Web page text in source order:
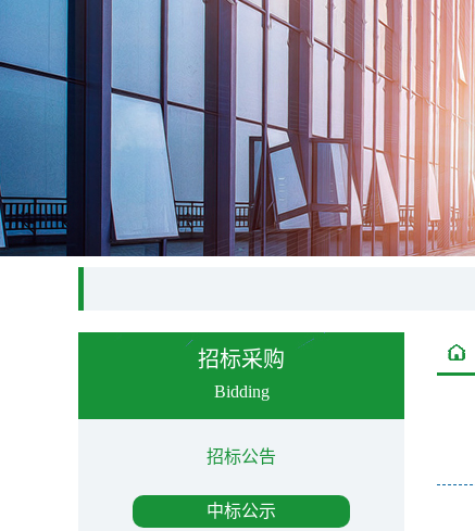
招标采购
Bidding
招标公告
中标公示